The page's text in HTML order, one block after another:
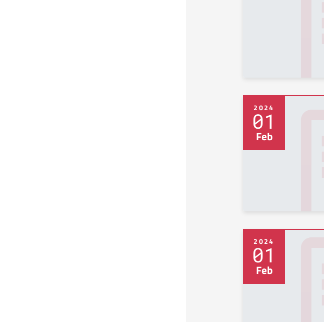
2024
01
Feb
2024
01
Feb